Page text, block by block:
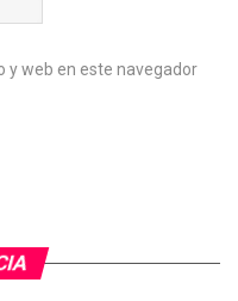
y web en este navegador